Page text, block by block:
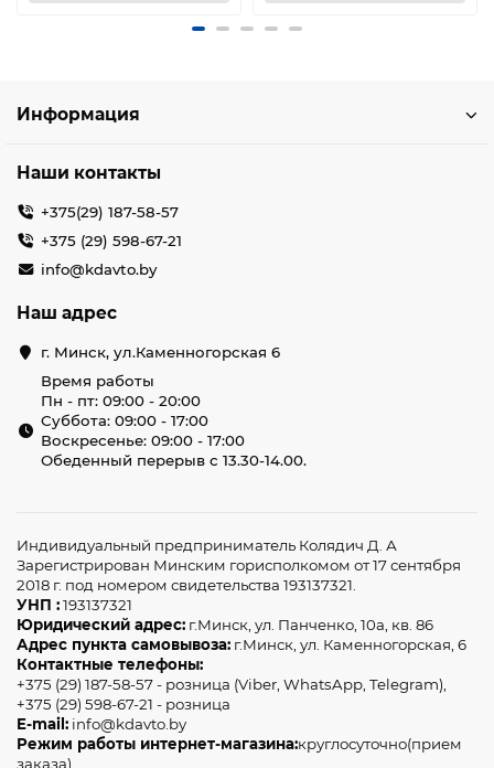
Информация
Наши контакты
+375(29) 187-58-57
+375 (29) 598-67-21
info@kdavto.by
Наш адрес
г. Минск, ул.Каменногорская 6
Время работы
Пн - пт: 09:00 - 20:00
Суббота: 09:00 - 17:00
Воскресенье: 09:00 - 17:00
Обеденный перерыв с 13.30-14.00.
Индивидуальный предприниматель Колядич Д. А
Зарегистрирован Минским горисполкомом от 17 сентября
2018 г. под номером свидетельства 193137321.
УНП :193137321
Юридический адрес: г.Минск, ул. Панченко, 10а, кв. 86
Адрес пункта самовывоза: г.Минск, ул. Каменногорская, 6
Контактные телефоны:
+375 (29) 187-58-57 - розница (Viber, WhatsApp, Telegram),
+375 (29) 598-67-21 - розница
E-mail: info@kdavto.by
Режим работы интернет-магазина:круглосуточно(прием
заказа)